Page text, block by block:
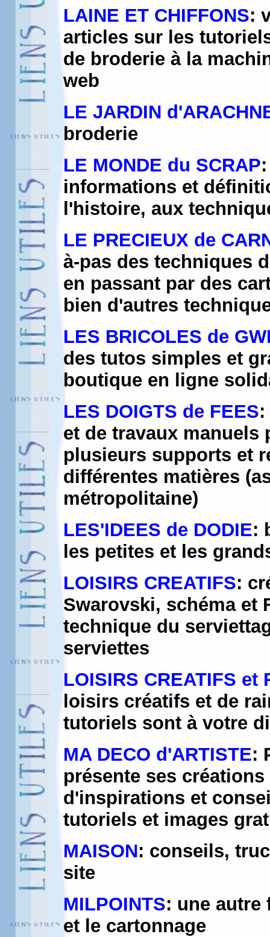
LAINE ET CHIFFONS:
articles sur les
de broderie à la
web
LE JARDIN
broderie
LE MONDE du SCRAP
informations et
l'histoire, aux
LE PRECIEUX de
à-pas des techniques
en passant par des
bien d'autres
LES BRICOLES de
des tutos simples et
boutique en ligne
LES DOIGTS de FEES
et de travaux
plusieurs supports et
différentes matières
métropolitaine)
LES'IDEES de DODIE:
les petites et les
LOISIRS CREATIFS:
Swarovski, schéma et
technique du
serviettes
LOISIRS CREATIFS et
loisirs créatifs et de
tutoriels sont à votre
MA DECO d'ARTISTE:
présente ses
d'inspirations et
tutoriels et images
MAISON: conseils,
site
MILPOINTS: une
et le cartonnage